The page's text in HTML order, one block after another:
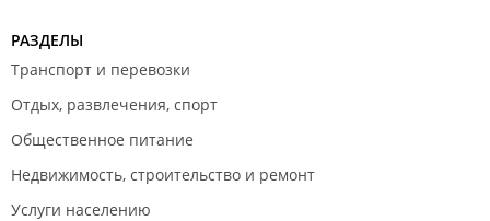
РАЗДЕЛЫ
Транспорт и перевозки
Отдых, развлечения, спорт
Общественное питание
Недвижимость, строительство и ремонт
Услуги населению